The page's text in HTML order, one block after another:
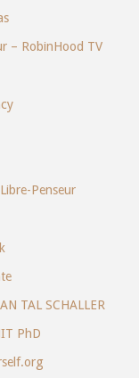
– RobinHood TV
Penseur
TAL SCHALLER
PhD